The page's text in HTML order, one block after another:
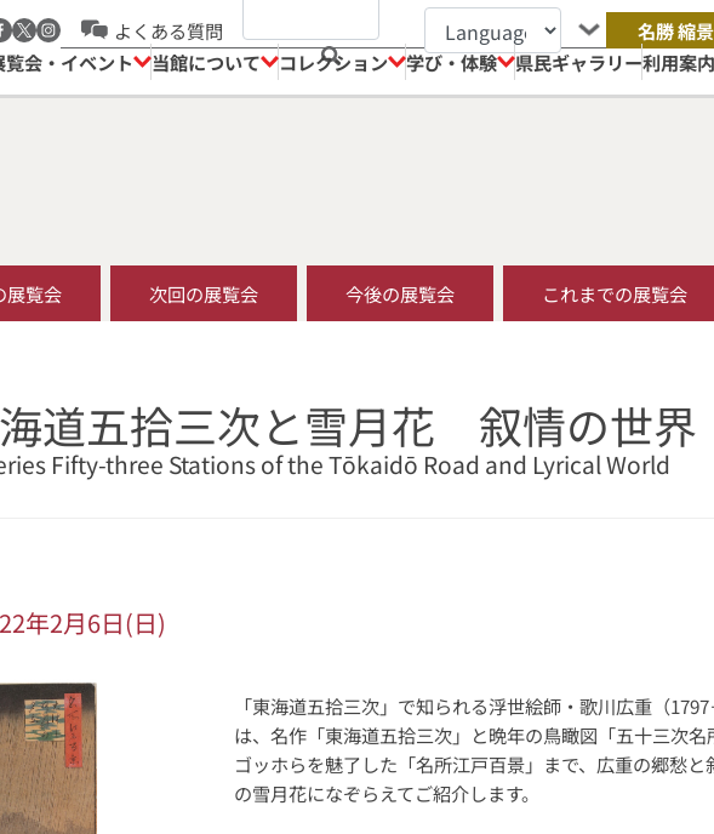
よくある質問
名勝 縮
覧会・イベント
当館について コレクション 学び・体験 県民ギャラリー利用案
展覧会 次回の展覧会 今後の展覧会 これまでの展覧会
道五拾三次と雪月花 叙情の世界
Fifty-three Stations of the Tōkaidō Road and Lyrical World
年2月6日(日)
「東海道五拾三次」で知られる浮世絵師・歌川広重（
は、名作「東海道五拾三次」と晩年の鳥瞰図「五十三次名
ゴッホらを魅了した「名所江戸百景」まで、広重の郷愁
の雪月花になぞらえてご紹介します。